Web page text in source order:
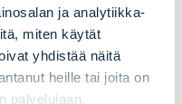
ja analytiikka-
miten käytät
yhdistää näitä
heille tai joita on
palvelujaan.
vuodeksi.
asetelma saattaa
ja